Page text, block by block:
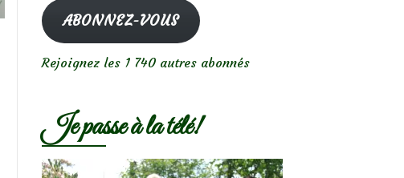
mailABONNEZ-VOUS
Rejoignez les 1 740 autres abonnés
Je passe à la télé!